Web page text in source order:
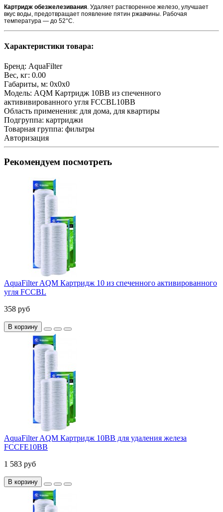
Картридж обезжелезивания. Удаляет растворенное железо, улучшает
вкус воды, предотвращает появление пятин ржавчины. Рабочая
температура — до 52°С.
Характеристики товара:
Бренд: AquaFilter
Вес, кг: 0.00
Габариты, м: 0x0x0
Модель: AQM Картридж 10ВВ из спеченного
актививированного угля FCCBL10ВВ
Область применения: для дома, для квартиры
Подгруппа: картриджи
Товарная группа: фильтры
Авторизация
Рекомендуем посмотреть
AquaFilter AQM Картридж 10 из спеченного активированного
угля FCCBL
358 руб
В корзину
AquaFilter AQM Картридж 10BB для удаления железа
FCCFE10BB
1 583 руб
В корзину